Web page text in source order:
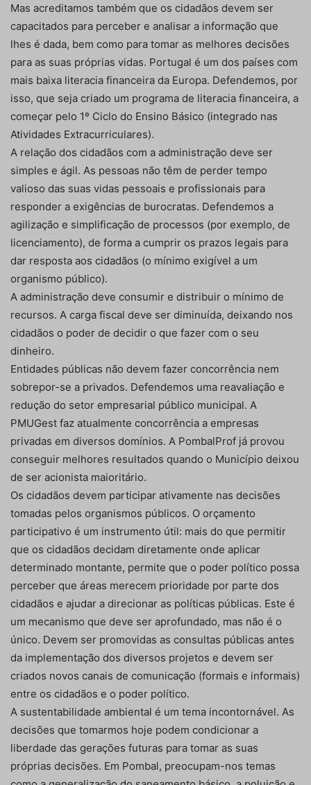
Mas acreditamos também que os cidadãos devem ser
capacitados para perceber e analisar a informação que
lhes é dada, bem como para tomar as melhores decisões
para as suas próprias vidas. Portugal é um dos países com
mais baixa literacia financeira da Europa. Defendemos, por
isso, que seja criado um programa de literacia financeira, a
começar pelo 1º Ciclo do Ensino Básico (integrado nas
Atividades Extracurriculares).
A relação dos cidadãos com a administração deve ser
simples e ágil. As pessoas não têm de perder tempo
valioso das suas vidas pessoais e profissionais para
responder a exigências de burocratas. Defendemos a
agilização e simplificação de processos (por exemplo, de
licenciamento), de forma a cumprir os prazos legais para
dar resposta aos cidadãos (o mínimo exigível a um
organismo público).
A administração deve consumir e distribuir o mínimo de
recursos. A carga fiscal deve ser diminuída, deixando nos
cidadãos o poder de decidir o que fazer com o seu
dinheiro.
Entidades públicas não devem fazer concorrência nem
sobrepor-se a privados. Defendemos uma reavaliação e
redução do setor empresarial público municipal. A
PMUGest faz atualmente concorrência a empresas
privadas em diversos domínios. A PombalProf já provou
conseguir melhores resultados quando o Município deixou
de ser acionista maioritário.
Os cidadãos devem participar ativamente nas decisões
tomadas pelos organismos públicos. O orçamento
participativo é um instrumento útil: mais do que permitir
que os cidadãos decidam diretamente onde aplicar
determinado montante, permite que o poder político possa
perceber que áreas merecem prioridade por parte dos
cidadãos e ajudar a direcionar as políticas públicas. Este é
um mecanismo que deve ser aprofundado, mas não é o
único. Devem ser promovidas as consultas públicas antes
da implementação dos diversos projetos e devem ser
criados novos canais de comunicação (formais e informais)
entre os cidadãos e o poder político.
A sustentabilidade ambiental é um tema incontornável. As
decisões que tomarmos hoje podem condicionar a
liberdade das gerações futuras para tomar as suas
próprias decisões. Em Pombal, preocupam-nos temas